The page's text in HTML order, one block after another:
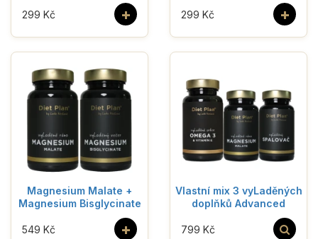
+
299 Kč +
299 Kč
Magnesium Malate +
Magnesium Bisglycinate
+
549 Kč
Vlastní mix 3 vyLaděných
doplňků Advanced
799 Kč